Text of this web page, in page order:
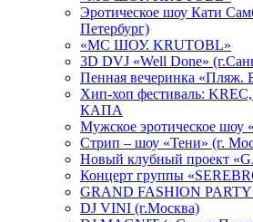
Эротическое шоу Кати
Петербург)
«МС ШОУ. KRUTOBL»
3D DVJ «Well Done»
Пенная вечеринка «Пляж.
Хип-хоп фестиваль:
КАПА
Мужское эротическое шоу
Стрип – шоу «Тени» (г.
Новый клубный проект
Концерт группы
GRAND FASHION PARTY
DJ VINI (г.Москва)